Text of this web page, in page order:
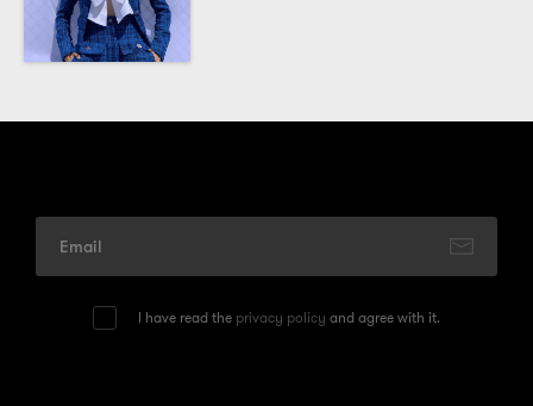
I have read the privacy policy and agree with it.